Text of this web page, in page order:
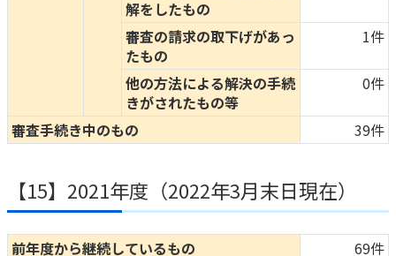
解をしたもの
審査の請求の取下げがあっ
たもの
1件
他の方法による解決の手続
きがされたもの等
0件
審査手続き中のもの 39件
【15】2021年度（2022年3月末日現在）
前年度から継続しているもの
69件